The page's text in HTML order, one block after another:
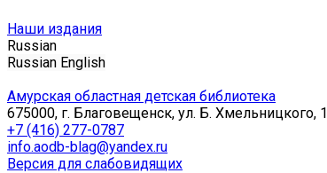
Наши издания
Russian
Russian English
Амурская областная детская библиотека
675000, г. Благовещенск, ул. Б. Хмельницкого, 1
+7 (416) 277-0787
info.aodb-blag@yandex.ru
Версия для слабовидящих